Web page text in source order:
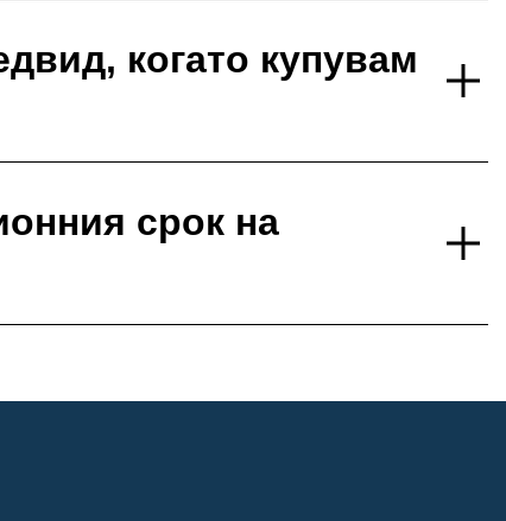
когато купувам
срок на